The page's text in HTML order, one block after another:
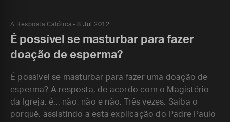
A Resposta Católica 8 Jul 2012
É possível se masturbar para fazer
doação de esperma?
É possível se masturbar para fazer uma doação de
esperma? A resposta, de acordo com o Magistério
da Igreja, é... não, não e não. Três vezes. Saiba o
porquê, assistindo a esta explicação do Padre Paulo